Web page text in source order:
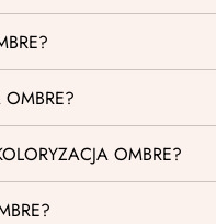
OMBRE?